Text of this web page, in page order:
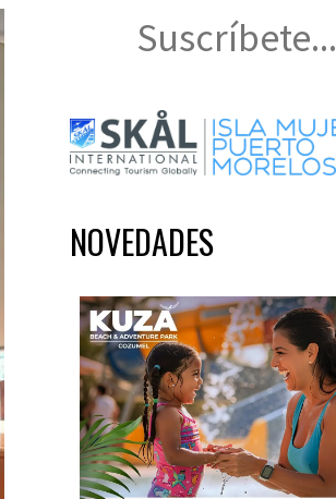
Suscríbete...
NOVEDADES